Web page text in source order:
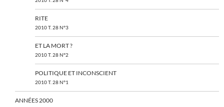
RITE
2010 T. 28 N°3
ET LA MORT ?
2010 T. 28 N°2
POLITIQUE ET INCONSCIENT
2010 T. 28 N°1
ANNÉES 2000